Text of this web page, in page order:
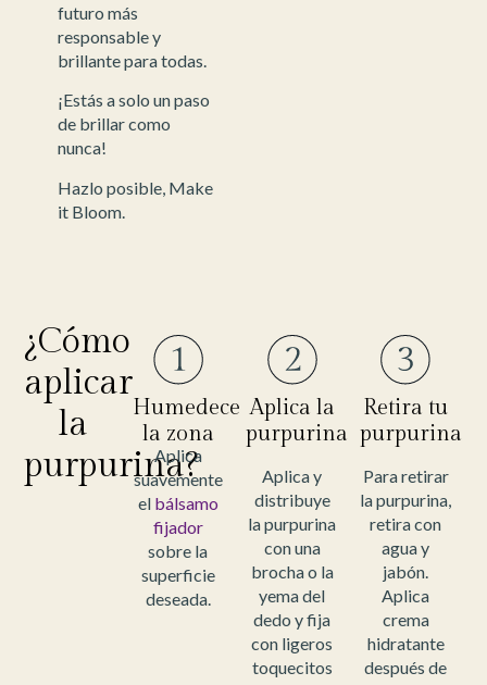
futuro más
responsable y
brillante para todas.
¡Estás a solo un paso
de brillar como
nunca!
Hazlo posible, Make
it Bloom.
¿Cómo
aplicar
la
purpurina?
Humedece
la zona
Aplica
suavemente
el bálsamo
fijador
sobre la
superficie
deseada.
Aplica la
purpurina
Aplica y
distribuye
la purpurina
con una
brocha o la
yema del
dedo y fija
con ligeros
toquecitos
Retira tu
purpurina
Para retirar
la purpurina,
retira con
agua y
jabón.
Aplica
crema
hidratante
después de